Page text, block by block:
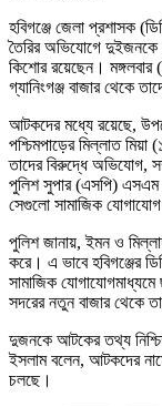
হবিগঞ্জে জেলা প্রশাসক
তৈরির অভিযোগে
কিশোর রয়েছেন। মঙ্গলবার
গ্যানিংগঞ্জ বাজার থেকে
আটকদের মধ্যে রয়েছে,
পশ্চিমপাড়ের মিল্লাত মিয়া
তাদের বিরুদ্ধে অভিযোগ,
পুলিশ সুপার (এসপি) এসএম
সেগুলো সামাজিক
পুলিশ জানায়, ইমন ও
করে। এ ভাবে হবিগঞ্জের
সামাজিক যোগাযোগমাধ্যমে
সদরের নতুন বাজার থেকে
দুজনকে আটকের তথ্য
ইসলাম বলেন, আটকদের
চলছে।